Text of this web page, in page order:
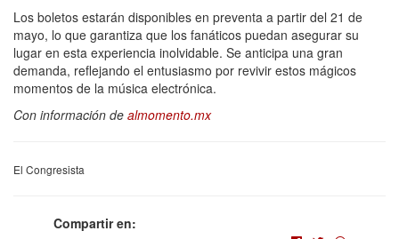
Los boletos estarán disponibles en preventa a partir del 21 de
mayo, lo que garantiza que los fanáticos puedan asegurar su
lugar en esta experiencia inolvidable. Se anticipa una gran
demanda, reflejando el entusiasmo por revivir estos mágicos
momentos de la música electrónica.
Con información de almomento.mx
El Congresista
Compartir en: